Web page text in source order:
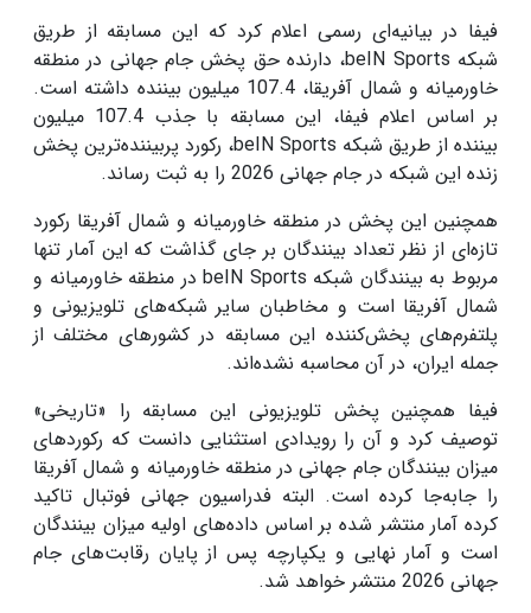
فیفا در بیانیه‌ای رسمی اعلام کرد که این مسابقه از طریق
شبکه beIN Sports، دارنده حق پخش جام جهانی در منطقه
خاورمیانه و شمال آفریقا، 107.4 میلیون بیننده داشته است.
بر اساس اعلام فیفا، این مسابقه با جذب 107.4 میلیون
بیننده از طریق شبکه beIN Sports، رکورد پربیننده‌ترین پخش
زنده این شبکه در جام جهانی 2026 را به ثبت رساند.
همچنین این پخش در منطقه خاورمیانه و شمال آفریقا رکورد
تازه‌ای از نظر تعداد بینندگان بر جای گذاشت که این آمار تنها
مربوط به بینندگان شبکه beIN Sports در منطقه خاورمیانه و
شمال آفریقا است و مخاطبان سایر شبکه‌های تلویزیونی و
پلتفرم‌های پخش‌کننده این مسابقه در کشورهای مختلف از
جمله ایران، در آن محاسبه نشده‌اند.
فیفا همچنین پخش تلویزیونی این مسابقه را «تاریخی»
توصیف کرد و آن را رویدادی استثنایی دانست که رکوردهای
میزان بینندگان جام جهانی در منطقه خاورمیانه و شمال آفریقا
را جابه‌جا کرده است. البته فدراسیون جهانی فوتبال تاکید
کرده آمار منتشر شده بر اساس داده‌های اولیه میزان بینندگان
است و آمار نهایی و یکپارچه پس از پایان رقابت‌های جام
جهانی 2026 منتشر خواهد شد.